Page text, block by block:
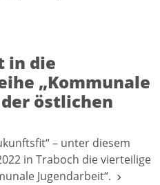
in die
„Kommunale
östlichen
– unter diesem
in Traboch die vierteilige
Jugendarbeit“.